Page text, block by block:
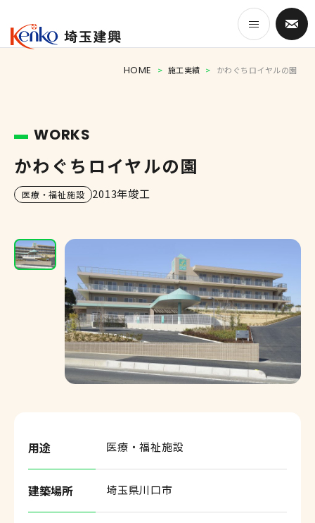
事業紹介
埼玉建興のつよみ
施工実績
会社案内
お知らせ
サイトマップ
HOME > 施工実績 > かわぐちロイヤルの園
WORKS
かわぐちロイヤルの園
医療・福祉施設 2013年竣工
用途 医療・福祉施設
建築場所 埼玉県川口市